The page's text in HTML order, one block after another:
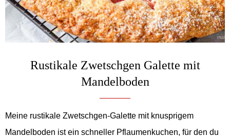
Rustikale Zwetschgen Galette mit
Mandelboden
Meine rustikale Zwetschgen-Galette mit knusprigem
Mandelboden ist ein schneller Pflaumenkuchen, für den du